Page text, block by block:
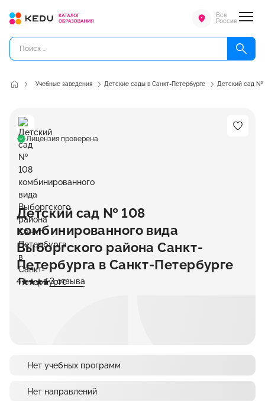
Вся
Россия
Учебные заведения Детские сады в Санкт-Петербурге Детский сад №
Лицензия проверена
Детский сад № 108
комбинированного вида
Выборгского района Санкт-
Петербурга в Санкт-Петербурге
4 3 отзыва
Нет учебных программ
Нет направлений